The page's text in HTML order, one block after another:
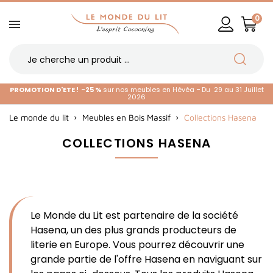
0
PROMOTION D'ETE ! -25 % sur nos meubles en Hévéa - Du 29 au 31 Juillet
2026
Le monde du lit Meubles en Bois Massif Collections Hasena
COLLECTIONS HASENA
Le Monde du Lit est partenaire de la société
Hasena, un des plus grands producteurs de
literie en Europe. Vous pourrez découvrir une
grande partie de l'offre Hasena en naviguant sur